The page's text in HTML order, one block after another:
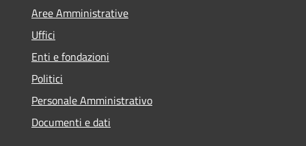
Aree Amministrative
Uffici
Enti e fondazioni
Politici
Personale Amministrativo
Documenti e dati